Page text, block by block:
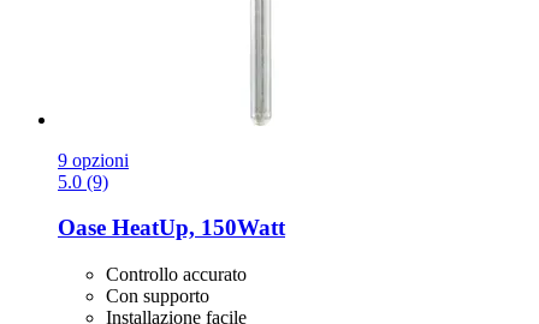
9 opzioni
5.0 (9)
Oase HeatUp, 150Watt
Controllo accurato
Con supporto
Installazione facile